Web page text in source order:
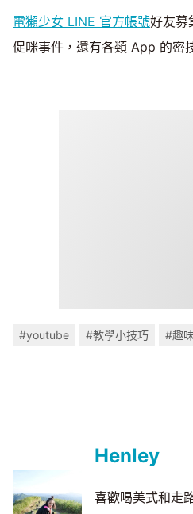
電獺少女 LINE 官方帳號好友募
促咪事件，還有各類 App 的密
#youtube #教學小技巧 #趣
Henley
喜歡喝美式和走